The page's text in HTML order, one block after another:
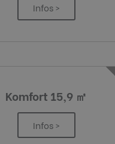
Infos >
Komfort 15,9 ㎡
Infos >